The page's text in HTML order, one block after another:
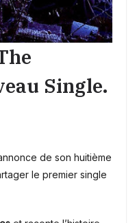
Single.
de son huitième
le premier single